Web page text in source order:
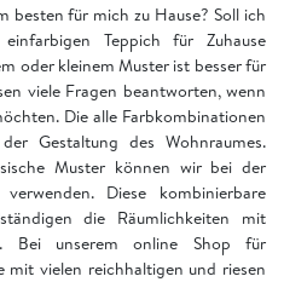
besten für mich zu Hause? Soll ich
Teppich für Zuhause
oder kleinem Muster ist besser für
viele Fragen beantworten, wenn
Die alle Farbkombinationen
Gestaltung des Wohnraumes.
Muster können wir bei der
Diese kombinierbare
die Räumlichkeiten mit
Bei unserem online Shop für
mit vielen reichhaltigen und riesen